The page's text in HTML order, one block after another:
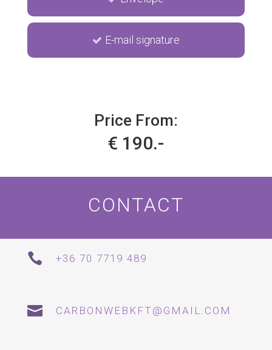
E-mail signature
Price From:
€ 190.-
CONTACT
 +36 70 7719 489
 CARBONWEBKFT@GMAIL.COM